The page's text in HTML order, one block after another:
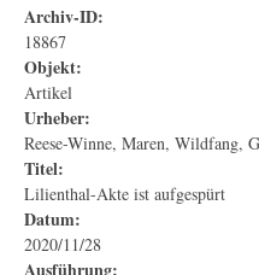
Archiv-ID:
18867
Objekt:
Artikel
Urheber:
Reese-Winne, Maren, Wildfang,
Titel:
Lilienthal-Akte ist aufgespürt
Datum:
2020/11/28
Ausführung: